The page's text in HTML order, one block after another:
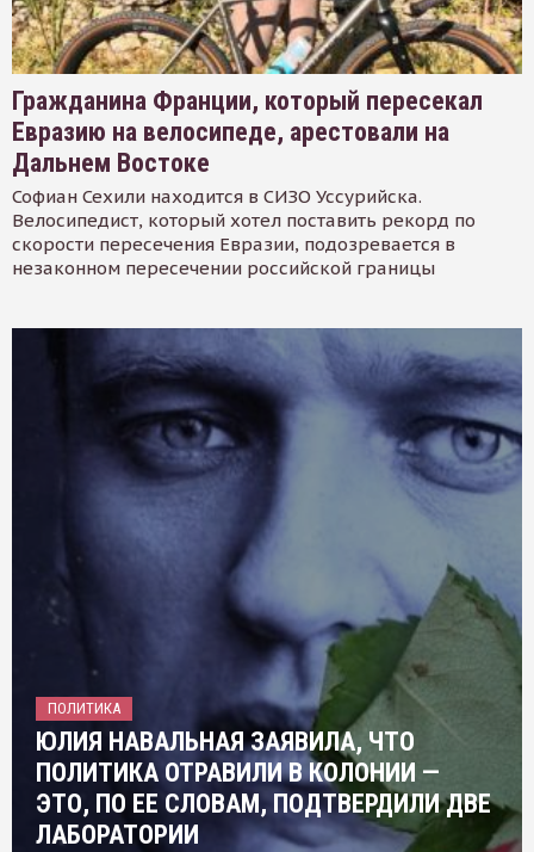
Гражданина Франции, который пересекал
Евразию на велосипеде, арестовали на
Дальнем Востоке
Софиан Сехили находится в СИЗО Уссурийска.
Велосипедист, который хотел поставить рекорд по
скорости пересечения Евразии, подозревается в
незаконном пересечении российской границы
ПОЛИТИКА
ЮЛИЯ НАВАЛЬНАЯ ЗАЯВИЛА, ЧТО
ПОЛИТИКА ОТРАВИЛИ В КОЛОНИИ —
ЭТО, ПО ЕЕ СЛОВАМ, ПОДТВЕРДИЛИ ДВЕ
ЛАБОРАТОРИИ